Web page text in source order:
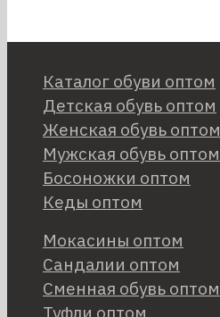
Каталог обуви оптом
Детская обувь оптом
Женская обувь оптом
Мужская обувь оптом
Босоножки оптом
Кеды оптом
Мокасины оптом
Сандалии оптом
Сменная обувь оптом
Туфли оптом